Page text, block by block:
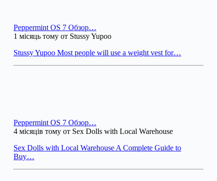
Peppermint OS 7 Обзор…
1 місяць тому от Stussy Yupoo
Stussy Yupoo Most people will use a weight vest for…
Peppermint OS 7 Обзор…
4 місяців тому от Sex Dolls with Local Warehouse
Sex Dolls with Local Warehouse A Complete Guide to
Buy…